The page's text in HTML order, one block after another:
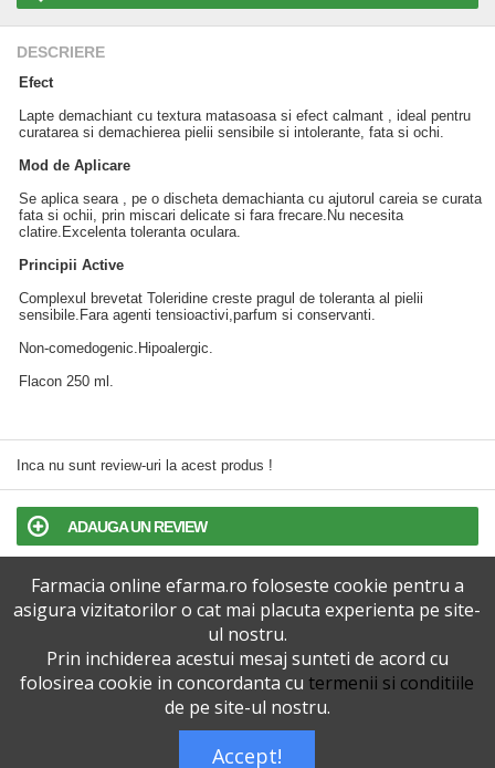
DESCRIERE
Efect
Lapte demachiant cu textura matasoasa si efect calmant , ideal pentru
curatarea si demachierea pielii sensibile si intolerante, fata si ochi.
Mod de Aplicare
Se aplica seara , pe o discheta demachianta cu ajutorul careia se curata
fata si ochii, prin miscari delicate si fara frecare.Nu necesita
clatire.Excelenta toleranta oculara.
Principii Active
Complexul brevetat Toleridine creste pragul de toleranta al pielii
sensibile.Fara agenti tensioactivi,parfum si conservanti.
Non-comedogenic.Hipoalergic.
Flacon 250 ml.
Inca nu sunt review-uri la acest produs !
ADAUGA UN REVIEW
TERMENI SI CONDITII
POLITICA DE CONFIDENTIALITATE
VERSIUNEA DESKTOP
Farmacia online efarma.ro foloseste cookie pentru a
asigura vizitatorilor o cat mai placuta experienta pe site-
ul nostru.
Prin inchiderea acestui mesaj sunteti de acord cu
folosirea cookie in concordanta cu termenii si conditiile
de pe site-ul nostru.
Accept!